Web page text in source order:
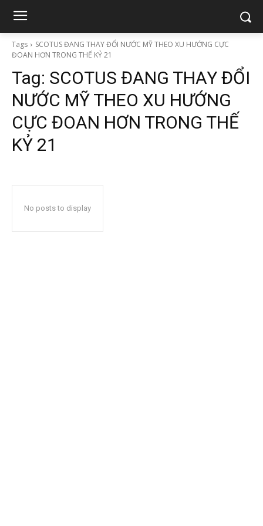
Tags
SCOTUS ĐANG THAY ĐỔI NƯỚC MỸ THEO XU HƯỚNG CỰC
ĐOAN HƠN TRONG THẾ KỶ 21
Tag: SCOTUS ĐANG THAY ĐỔI
NƯỚC MỸ THEO XU HƯỚNG
CỰC ĐOAN HƠN TRONG THẾ
KỶ 21
No posts to display